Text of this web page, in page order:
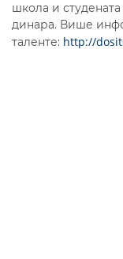
школа и
динара. Више
таленте: http://